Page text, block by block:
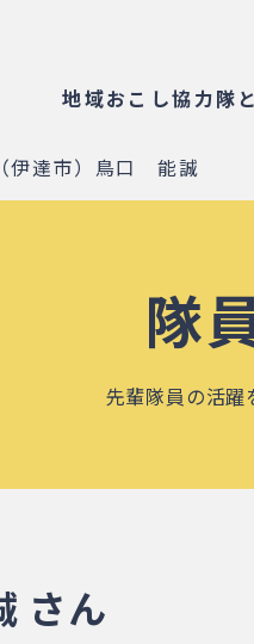
地域おこし協力隊
（伊達市）鳥口 能誠
隊
先輩隊員の活躍
さん